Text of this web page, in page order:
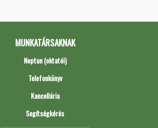
MUNKATÁRSAKNAK
Neptun (oktatói)
Telefonkönyv
Kancellária
Segítségkérés